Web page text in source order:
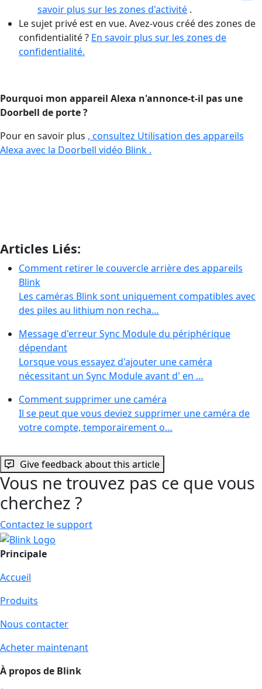
savoir plus sur les zones d'activité .
Le sujet privé est en vue. Avez-vous créé des zones de
confidentialité ? En savoir plus sur les zones de
confidentialité.
Pourquoi mon appareil Alexa n'annonce-t-il pas une
Doorbell de porte ?
Pour en savoir plus , consultez Utilisation des appareils
Alexa avec la Doorbell vidéo Blink .
Articles Liés:
Comment retirer le couvercle arrière des appareils
Blink
Les caméras Blink sont uniquement compatibles avec
des piles au lithium non recha…
Message d'erreur Sync Module du périphérique
dépendant
Lorsque vous essayez d'ajouter une caméra
nécessitant un Sync Module avant d' en …
Comment supprimer une caméra
Il se peut que vous deviez supprimer une caméra de
votre compte, temporairement o…
Give feedback about this article
Vous ne trouvez pas ce que vous
cherchez ?
Contactez le support
Principale
Accueil
Produits
Nous contacter
Acheter maintenant
À propos de Blink